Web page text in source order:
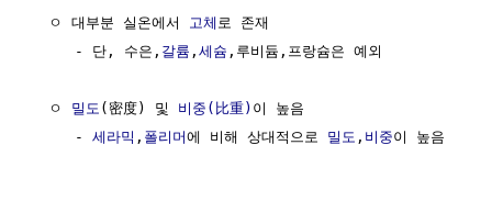
  ㅇ 대부분 실온에서
고체 로 존재
     - 단, 수은,
갈륨 , 세슘 ,루비듐,프랑슘은 예외
  ㅇ
밀도 (密度) 및 비중(比重) 이 높음
     -
세라믹 , 폴리머에 비해 상대적으로 밀도 , 비중이 높음